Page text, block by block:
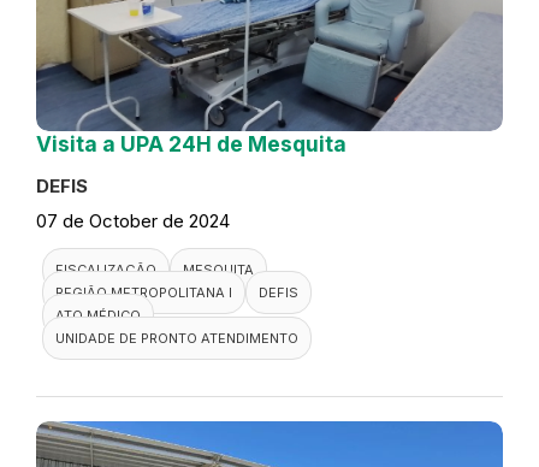
Visita a UPA 24H de Mesquita
DEFIS
07 de October de 2024
FISCALIZAÇÃO
MESQUITA
REGIÃO METROPOLITANA I
DEFIS
ATO MÉDICO
UNIDADE DE PRONTO ATENDIMENTO